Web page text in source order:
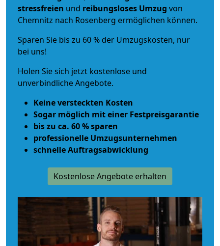
stressfreien und reibungsloses Umzug von
Chemnitz nach Rosenberg ermöglichen können.
Sparen Sie bis zu 60 % der Umzugskosten, nur
bei uns!
Holen Sie sich jetzt kostenlose und
unverbindliche Angebote.
Keine versteckten Kosten
Sogar möglich mit einer Festpreisgarantie
bis zu ca. 60 % sparen
professionelle Umzugsunternehmen
schnelle Auftragsabwicklung
Kostenlose Angebote erhalten